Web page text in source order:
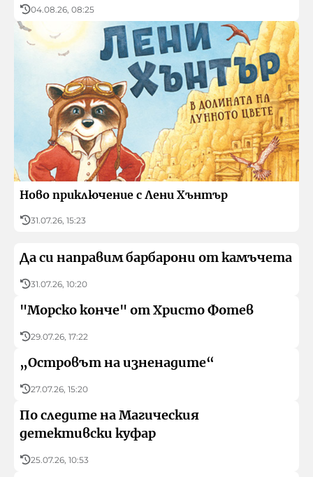
Домашен любимец
Питаме Ви
До ре ми
04.08.26, 08:25
Ново приключение с Лени Хънтър
31.07.26, 15:23
Да си направим барбарони от камъчета
31.07.26, 10:20
"Морско конче" от Христо Фотев
29.07.26, 17:22
„Островът на изненадите“
27.07.26, 15:20
По следите на Магическия
детективски куфар
25.07.26, 10:53